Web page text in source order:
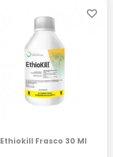
Ethiokill Frasco 30 Ml